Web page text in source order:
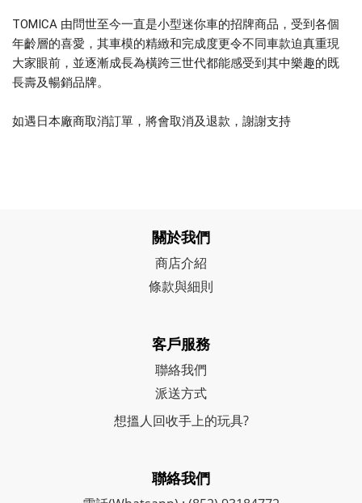
TOMICA 由問世至今一直是小型迷你車的招牌商品，受到各個
年齡層的喜愛，其車模的精緻和完成度更令不同車款迫真重現
大家眼前，並逐漸成長為橫跨三世代都能感受到其中樂趣的既
長壽及暢銷品牌。
如遇日本廠商取消訂單，將會取消及退款，謝謝支持
關於我們
商店介紹
條款與細則
客戶服務
聯絡我們
派送方式
想搵人回收手上的玩具?
聯絡我們